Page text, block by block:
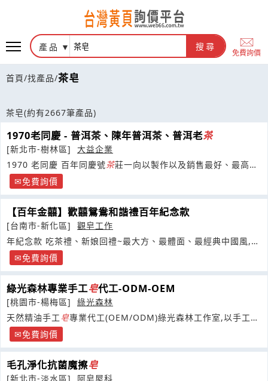
產品 搜尋
免費詢價
首頁/找產品/茶皂
茶皂(約有2667筆產品)
1970老同慶 - 普洱茶、陳年普洱茶、普洱老茶
[新北市-樹林區]
大益企業
1970 老同慶 百年同慶號茶莊一向以製作以及銷售最好、最高級
的普洱茶聞名遐邇。
免費詢價
【百年金囍】歡囍鴛鴦和諧禮百年紀念款
[台南市-新化區]
觀皂工作
年紀念款 吃茶禮、新娘回禮~最大方、最體面、最經典中國風,
長輩最愛款~ 囍事蓮蓮香
免費詢價
綠光森林專業手工皂代工-ODM-OEM
[桃園市-楊梅區]
綠光森林
天然精油手工皂專業代工(OEM/ODM)綠光森林工作室,以手工皂
講師的專業製皂
免費詢價
毛孔淨化抗菌魔擦皂
[新北市-淡水區]
阿皂屋科